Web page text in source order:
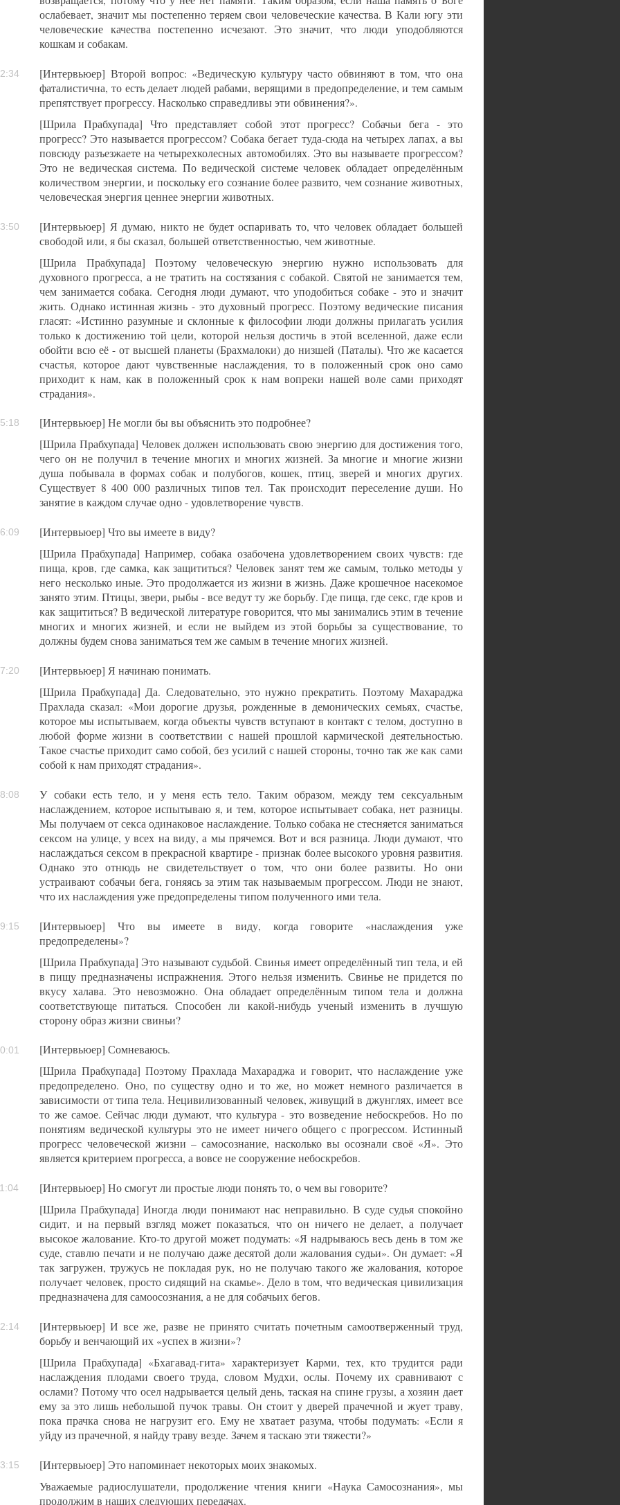
ослабевает, значит мы постепенно теряем свои человеческие качества. В Кали югу эти
человеческие качества постепенно исчезают. Это значит, что люди уподобляются
кошкам и собакам.
[Интервьюер] Второй вопрос: «Ведическую культуру часто обвиняют в том, что она
фаталистична, то есть делает людей рабами, верящими в предопределение, и тем самым
препятствует прогрессу. Насколько справедливы эти обвинения?».
[Шрила Прабхупада] Что представляет собой этот прогресс? Собачьи бега - это
прогресс? Это называется прогрессом? Собака бегает туда-сюда на четырех лапах, а вы
повсюду разъезжаете на четырехколесных автомобилях. Это вы называете прогрессом?
Это не ведическая система. По ведической системе человек обладает определённым
количеством энергии, и поскольку его сознание более развито, чем сознание животных,
человеческая энергия ценнее энергии животных.
[Интервьюер] Я думаю, никто не будет оспаривать то, что человек обладает большей
свободой или, я бы сказал, большей ответственностью, чем животные.
[Шрила Прабхупада] Поэтому человеческую энергию нужно использовать для
духовного прогресса, а не тратить на состязания с собакой. Святой не занимается тем,
чем занимается собака. Сегодня люди думают, что уподобиться собаке - это и значит
жить. Однако истинная жизнь - это духовный прогресс. Поэтому ведические писания
гласят: «Истинно разумные и склонные к философии люди должны прилагать усилия
только к достижению той цели, которой нельзя достичь в этой вселенной, даже если
обойти всю её - от высшей планеты (Брахмалоки) до низшей (Паталы). Что же касается
счастья, которое дают чувственные наслаждения, то в положенный срок оно само
приходит к нам, как в положенный срок к нам вопреки нашей воле сами приходят
страдания».
[Интервьюер] Не могли бы вы объяснить это подробнее?
[Шрила Прабхупада] Человек должен использовать свою энергию для достижения того,
чего он не получил в течение многих и многих жизней. За многие и многие жизни
душа побывала в формах собак и полубогов, кошек, птиц, зверей и многих других.
Существует 8 400 000 различных типов тел. Так происходит переселение души. Но
занятие в каждом случае одно - удовлетворение чувств.
[Интервьюер] Что вы имеете в виду?
[Шрила Прабхупада] Например, собака озабочена удовлетворением своих чувств: где
пища, кров, где самка, как защититься? Человек занят тем же самым, только методы у
него несколько иные. Это продолжается из жизни в жизнь. Даже крошечное насекомое
занято этим. Птицы, звери, рыбы - все ведут ту же борьбу. Где пища, где секс, где кров и
как защититься? В ведической литературе говорится, что мы занимались этим в течение
многих и многих жизней, и если не выйдем из этой борьбы за существование, то
должны будем снова заниматься тем же самым в течение многих жизней.
[Интервьюер] Я начинаю понимать.
[Шрила Прабхупада] Да. Следовательно, это нужно прекратить. Поэтому Махараджа
Прахлада сказал: «Мои дорогие друзья, рожденные в демонических семьях, счастье,
которое мы испытываем, когда объекты чувств вступают в контакт с телом, доступно в
любой форме жизни в соответствии с нашей прошлой кармической деятельностью.
Такое счастье приходит само собой, без усилий с нашей стороны, точно так же как сами
собой к нам приходят страдания».
У собаки есть тело, и у меня есть тело. Таким образом, между тем сексуальным
наслаждением, которое испытываю я, и тем, которое испытывает собака, нет разницы.
Мы получаем от секса одинаковое наслаждение. Только собака не стесняется заниматься
сексом на улице, у всех на виду, а мы прячемся. Вот и вся разница. Люди думают, что
наслаждаться сексом в прекрасной квартире - признак более высокого уровня развития.
Однако это отнюдь не свидетельствует о том, что они более развиты. Но они
устраивают собачьи бега, гоняясь за этим так называемым прогрессом. Люди не знают,
что их наслаждения уже предопределены типом полученного ими тела.
[Интервьюер] Что вы имеете в виду, когда говорите «наслаждения уже
предопределены»?
[Шрила Прабхупада] Это называют судьбой. Свинья имеет определённый тип тела, и ей
в пищу предназначены испражнения. Этого нельзя изменить. Свинье не придется по
вкусу халава. Это невозможно. Она обладает определённым типом тела и должна
соответствующе питаться. Способен ли какой-нибудь ученый изменить в лучшую
сторону образ жизни свиньи?
[Интервьюер] Сомневаюсь.
[Шрила Прабхупада] Поэтому Прахлада Махараджа и говорит, что наслаждение уже
предопределено. Оно, по существу одно и то же, но может немного различается в
зависимости от типа тела. Нецивилизованный человек, живущий в джунглях, имеет все
то же самое. Сейчас люди думают, что культура - это возведение небоскребов. Но по
понятиям ведической культуры это не имеет ничего общего с прогрессом. Истинный
прогресс человеческой жизни – самосознание, насколько вы осознали своё «Я». Это
является критерием прогресса, а вовсе не сооружение небоскребов.
[Интервьюер] Но смогут ли простые люди понять то, о чем вы говорите?
[Шрила Прабхупада] Иногда люди понимают нас неправильно. В суде судья спокойно
сидит, и на первый взгляд может показаться, что он ничего не делает, а получает
высокое жалование. Кто-то другой может подумать: «Я надрываюсь весь день в том же
суде, ставлю печати и не получаю даже десятой доли жалования судьи». Он думает: «Я
так загружен, тружусь не покладая рук, но не получаю такого же жалования, которое
получает человек, просто сидящий на скамье». Дело в том, что ведическая цивилизация
предназначена для самоосознания, а не для собачьих бегов.
[Интервьюер] И все же, разве не принято считать почетным самоотверженный труд,
борьбу и венчающий их «успех в жизни»?
[Шрила Прабхупада] «Бхагавад-гита» характеризует Карми, тех, кто трудится ради
наслаждения плодами своего труда, словом Мудхи, ослы. Почему их сравнивают с
ослами? Потому что осел надрывается целый день, таская на спине грузы, а хозяин дает
ему за это лишь небольшой пучок травы. Он стоит у дверей прачечной и жует траву,
пока прачка снова не нагрузит его. Ему не хватает разума, чтобы подумать: «Если я
уйду из прачечной, я найду траву везде. Зачем я таскаю эти тяжести?»
[Интервьюер] Это напоминает некоторых моих знакомых.
Уважаемые радиослушатели, продолжение чтения книги «Наука Самосознания», мы
продолжим в наших следующих передачах.